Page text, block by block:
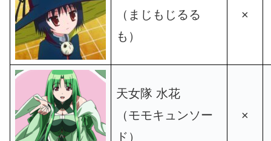
（まじもじるる
も）
×
天女隊 水花
（モモキュンソー
ド）
×